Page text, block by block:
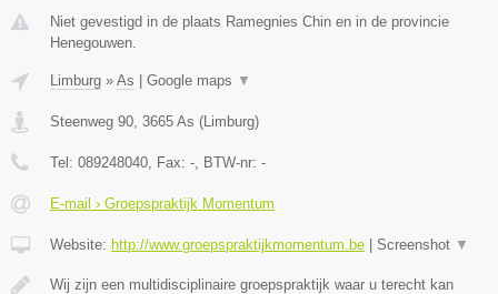
Niet gevestigd in de plaats Ramegnies Chin en in de provincie
Henegouwen.
Limburg » As Google maps ▼
Steenweg 90 3665 As ( Limburg)
Tel: 089248040 , Fax: - , BTW-nr: -
E-mail › Groepspraktijk Momentum
Website: http://www.groepspraktijkmomentum.be Screenshot ▼
Wij zijn een multidisciplinaire groepspraktijk waar u terecht kan